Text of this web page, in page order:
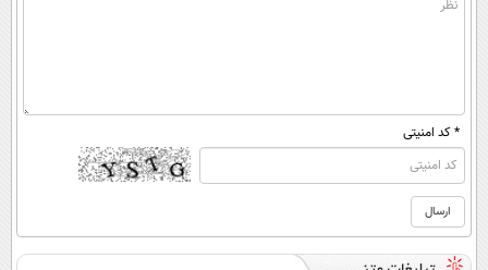
* کد امنیتی